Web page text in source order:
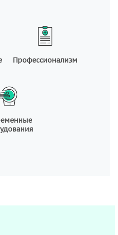
Профессионализм